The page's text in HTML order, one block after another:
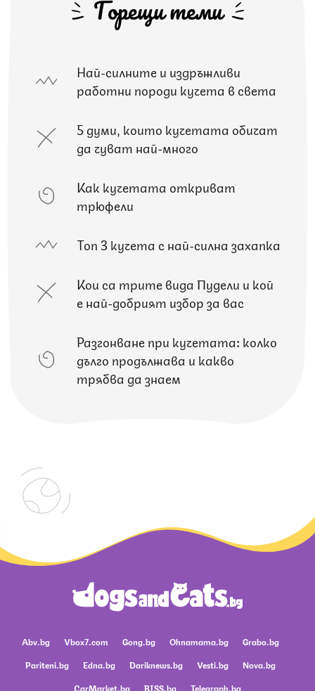
Горещи теми
Най-силните и издръжливи
работни породи кучета в света
5 думи, които кучетата обичат
да чуват най-много
Как кучетата откриват
трюфели
Топ 3 кучета с най-силна захапка
Кои са трите вида Пудели и кой
е най-добрият избор за вас
Разгонване при кучетата: колко
дълго продължава и какво
трябва да знаем
Abv.bg Vbox7.com Gong.bg Ohnamama.bg
Grabo.bg
Pariteni.bg
Edna.bg Dariknews.bg Vesti.bg
Nova.bg
CarMarket.bg
BISS.bg Telegraph.bg